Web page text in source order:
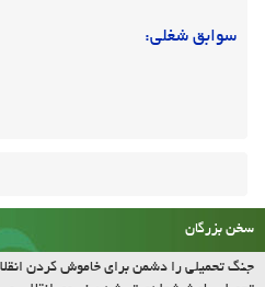
سوابق شغلی:
سخن بزرگان
جنگ تحمیلی را دشمن برای خاموش کردن